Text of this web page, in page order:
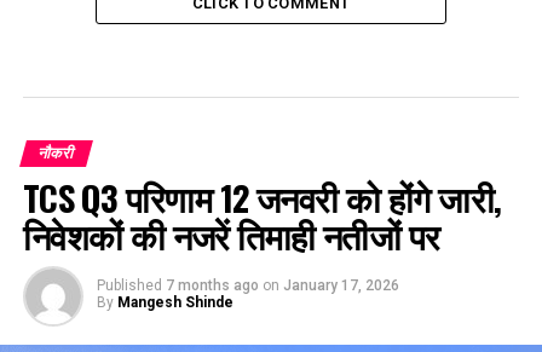
नौकरी
TCS Q3 परिणाम 12 जनवरी को होंगे जारी,
निवेशकों की नजरें तिमाही नतीजों पर
Published 7 months ago on January 17, 2026
By Mangesh Shinde